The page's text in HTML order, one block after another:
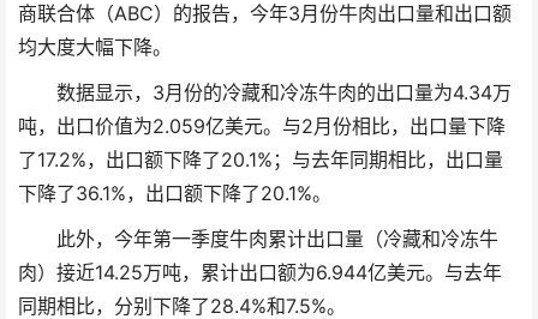
商联合体（ABC）的报告，今年3月份牛肉出口量和出口额
均大度大幅下降。
数据显示，3月份的冷藏和冷冻牛肉的出口量为4.34万
吨，出口价值为2.059亿美元。与2月份相比，出口量下降
了17.2%，出口额下降了20.1%；与去年同期相比，出口量
下降了36.1%，出口额下降了20.1%。
此外，今年第一季度牛肉累计出口量（冷藏和冷冻牛
肉）接近14.25万吨，累计出口额为6.944亿美元。与去年
同期相比，分别下降了28.4%和7.5%。